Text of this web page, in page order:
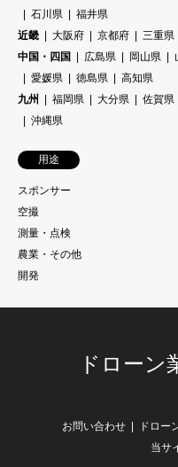
石川県
福井県
近畿
大阪府 京都府 三重県
中国・四国
広島県 岡山県
愛媛県
徳島県
高知県
九州
福岡県 大分県 佐賀県
沖縄県
用途
スポンサー
空撮
測量・点検
農業・その他
開発
ドローン
お問い合わせ ドロー
当サ